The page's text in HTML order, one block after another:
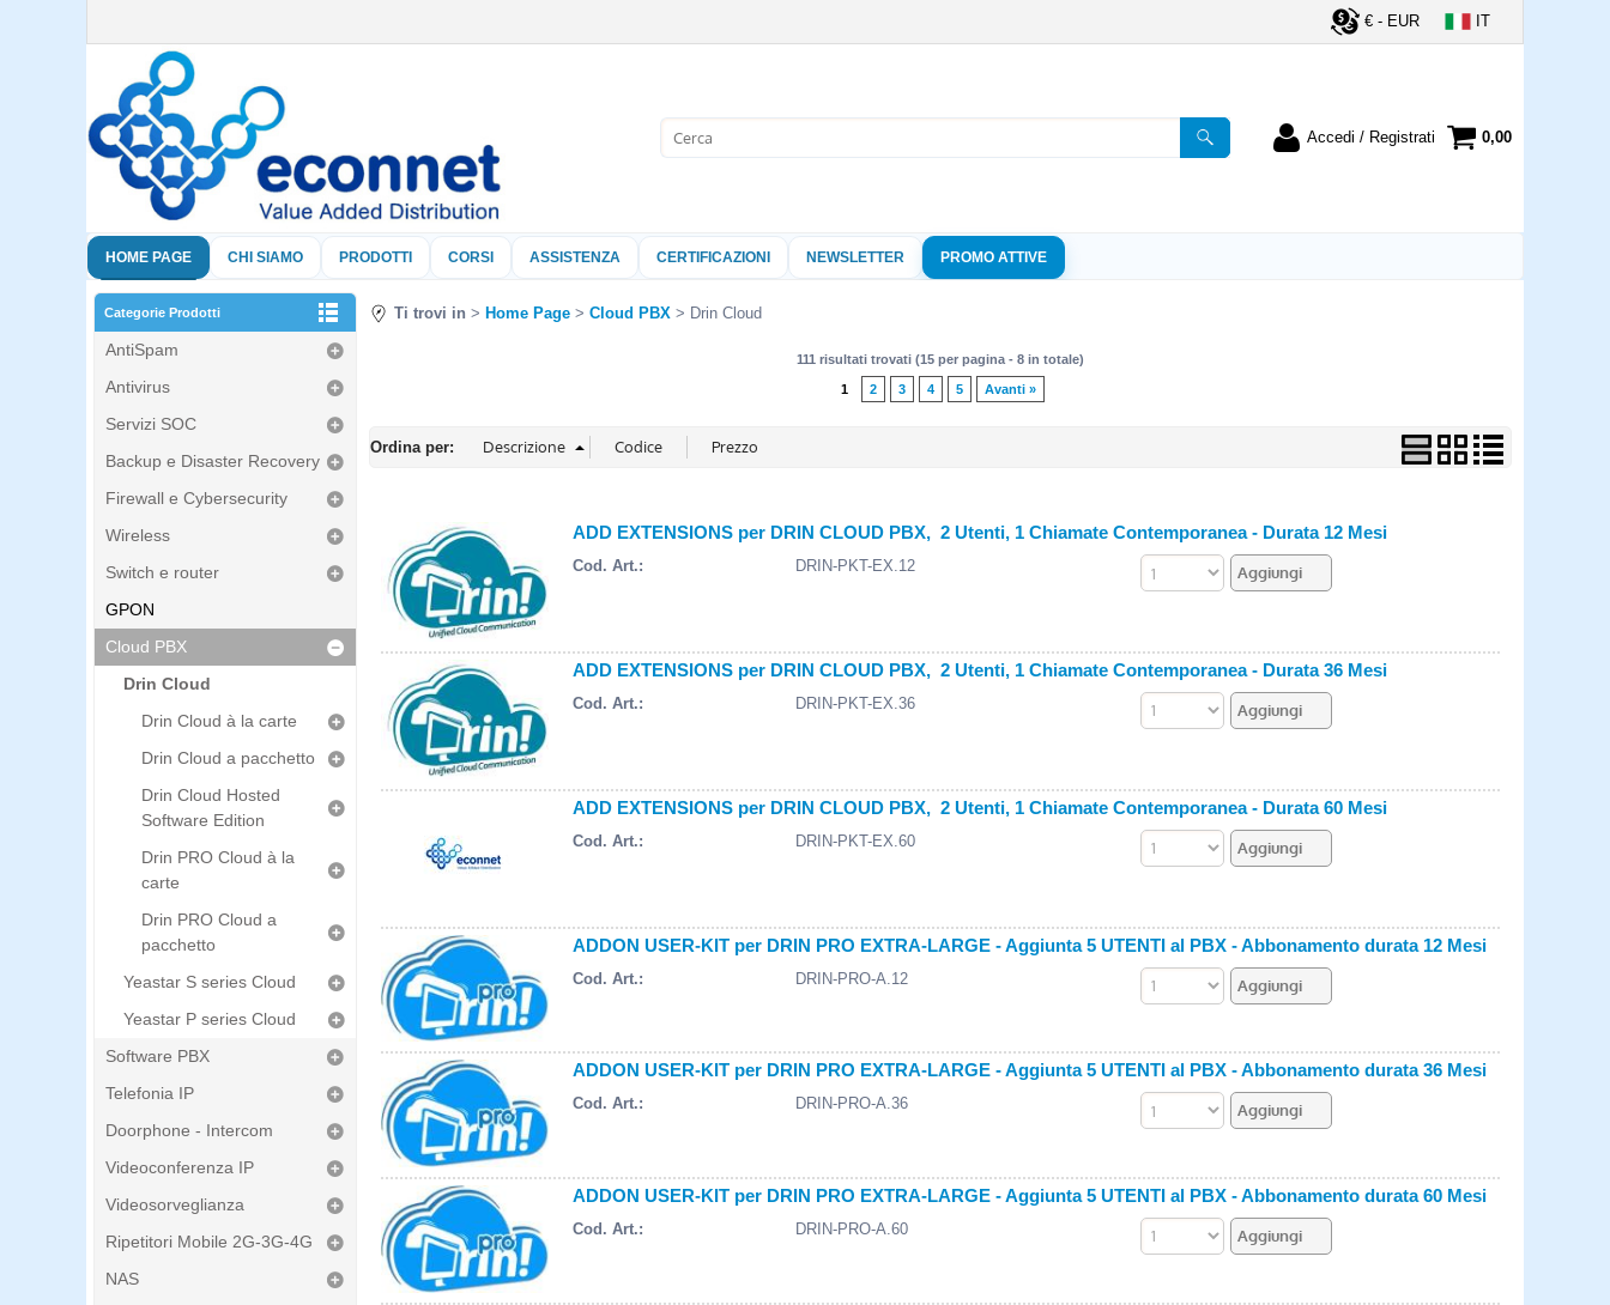
€ - EUR IT
Accedi / Registrati
nome utente e la password e poi
clicca sul pulsante "Accedi"
Password:
0,00
HOME PAGE CHI SIAMO PRODOTTI CORSI ASSISTENZA CERTIFICAZIONI NEWSLETTER PROMO ATTIVE
Categorie Prodotti
AntiSpam
Antivirus
Servizi SOC
Backup e Disaster Recovery
Firewall e Cybersecurity
Wireless
Switch e router
GPON
Cloud PBX
Drin Cloud
Drin Cloud à la carte
Drin Cloud a pacchetto
Drin Cloud Hosted
Software Edition
Drin PRO Cloud à la
carte
Drin PRO Cloud a
pacchetto
Yeastar S series Cloud
Yeastar P series Cloud
Software PBX
Telefonia IP
Doorphone - Intercom
Videoconferenza IP
Videosorveglianza
Ripetitori Mobile 2G-3G-4G
NAS
Ti trovi in Home Page Cloud PBX Drin Cloud
111 risultati trovati (15 per pagina - 8 in totale)
1 2 3 4 5 Avanti »
Ordina per:
ADD EXTENSIONS per DRIN CLOUD PBX, 2 Utenti, 1 Chiamate Contemporanea - Durata 12 Mesi
Cod. Art.: DRIN-PKT-EX.12
ADD EXTENSIONS per DRIN CLOUD PBX, 2 Utenti, 1 Chiamate Contemporanea - Durata 36 Mesi
Cod. Art.: DRIN-PKT-EX.36
ADD EXTENSIONS per DRIN CLOUD PBX, 2 Utenti, 1 Chiamate Contemporanea - Durata 60 Mesi
Cod. Art.: DRIN-PKT-EX.60
ADDON USER-KIT per DRIN PRO EXTRA-LARGE - Aggiunta 5 UTENTI al PBX - Abbonamento durata 12 Mesi
Cod. Art.: DRIN-PRO-A.12
ADDON USER-KIT per DRIN PRO EXTRA-LARGE - Aggiunta 5 UTENTI al PBX - Abbonamento durata 36 Mesi
Cod. Art.: DRIN-PRO-A.36
ADDON USER-KIT per DRIN PRO EXTRA-LARGE - Aggiunta 5 UTENTI al PBX - Abbonamento durata 60 Mesi
Cod. Art.: DRIN-PRO-A.60